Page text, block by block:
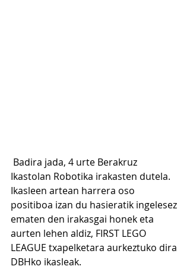
Ikastolan Robotika irakasten dutela.
Ikasleen artean harrera oso
positiboa izan du hasieratik ingelesez
ematen den irakasgai honek eta
aurten lehen aldiz, FIRST LEGO
LEAGUE txapelketara aurkeztuko dira
DBHko ikasleak.